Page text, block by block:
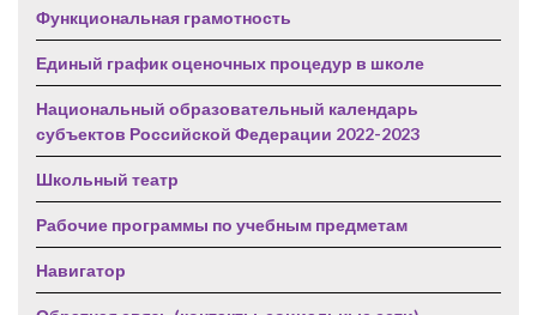
Функциональная грамотность
Единый график оценочных процедур в школе
Национальный образовательный календарь
субъектов Российской Федерации 2022-2023
Школьный театр
Рабочие программы по учебным предметам
Навигатор